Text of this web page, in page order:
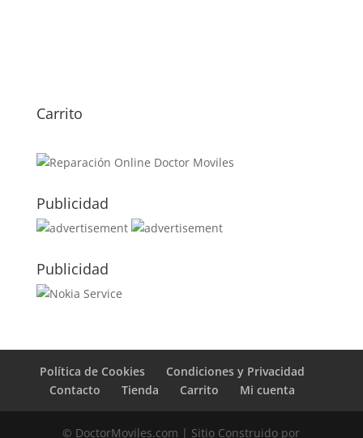
Carrito
Publicidad
Publicidad
Política de Cookies
Condiciones y Privacidad
Contacto
Tienda Carrito Mi cuenta
© DoctorMoviles.com | Sitio Construido por